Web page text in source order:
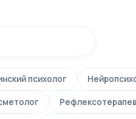
психолог